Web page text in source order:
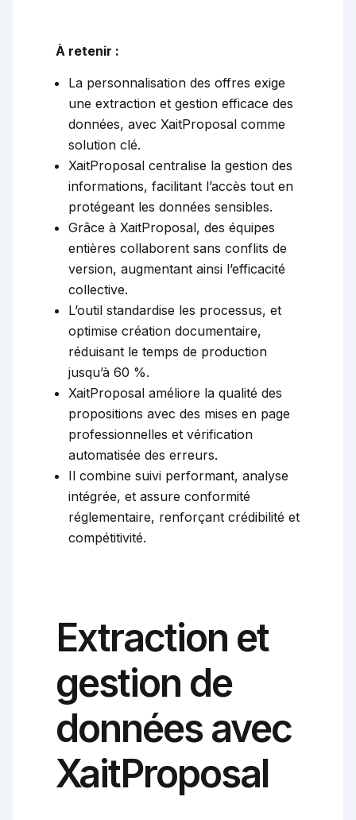
À retenir :
La personnalisation des offres exige
une extraction et gestion efficace des
données, avec XaitProposal comme
solution clé.
XaitProposal centralise la gestion des
informations, facilitant l’accès tout en
protégeant les données sensibles.
Grâce à XaitProposal, des équipes
entières collaborent sans conflits de
version, augmentant ainsi l’efficacité
collective.
L’outil standardise les processus, et
optimise création documentaire,
réduisant le temps de production
jusqu’à 60 %.
XaitProposal améliore la qualité des
propositions avec des mises en page
professionnelles et vérification
automatisée des erreurs.
Il combine suivi performant, analyse
intégrée, et assure conformité
réglementaire, renforçant crédibilité et
compétitivité.
Extraction et
gestion de
données avec
XaitProposal